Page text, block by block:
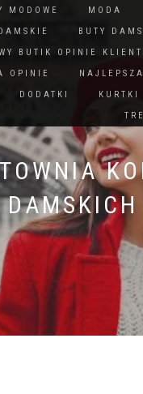
MODOWE MODA
BUTY
BUTIK OPINIE
OPINIE
DODATKI KURTKI
DAMSKICH